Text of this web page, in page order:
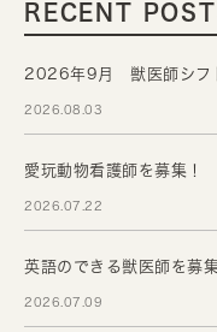
RECENT
2026年9月 獣医師シフ
2026.08.03
愛玩動物看護師を募集！
2026.07.22
英語のできる獣医師を募
2026.07.09